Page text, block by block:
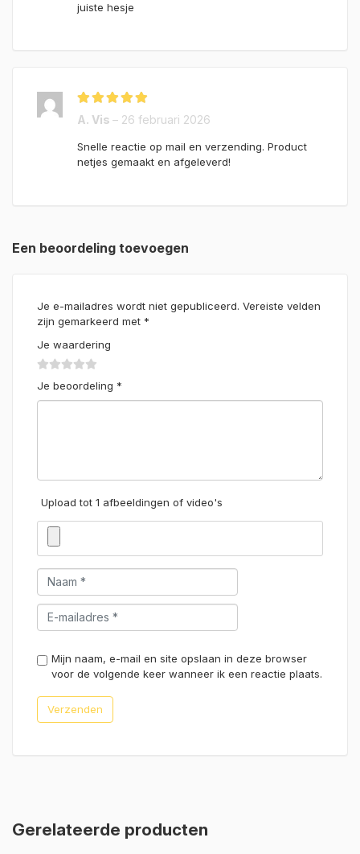
juiste hesje
Gewaardeerd
uit 5
A. Vis – 26 februari 2026
Snelle reactie op mail en verzending. Product
netjes gemaakt en afgeleverd!
Een beoordeling toevoegen
Je e-mailadres wordt niet gepubliceerd. Vereiste velden
zijn gemarkeerd met *
Je waardering
Je beoordeling *
Upload tot 1 afbeeldingen of video's
Mijn naam, e-mail en site opslaan in deze browser
voor de volgende keer wanneer ik een reactie plaats.
Gerelateerde producten